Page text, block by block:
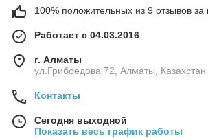
100% положительных из 9 отзывов за
Работает с 04.03.2016
г. Алматы
ул.Грибоедова 72, Алматы, Казахстан
Контакты
Сегодня выходной
Показать весь график работы